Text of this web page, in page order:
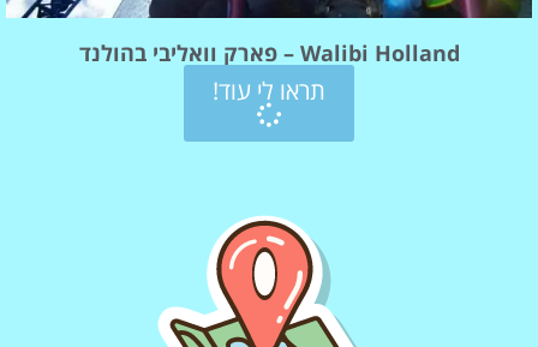
Walibi Holland – פארק וואליבי בהולנד
תראו לי עוד!